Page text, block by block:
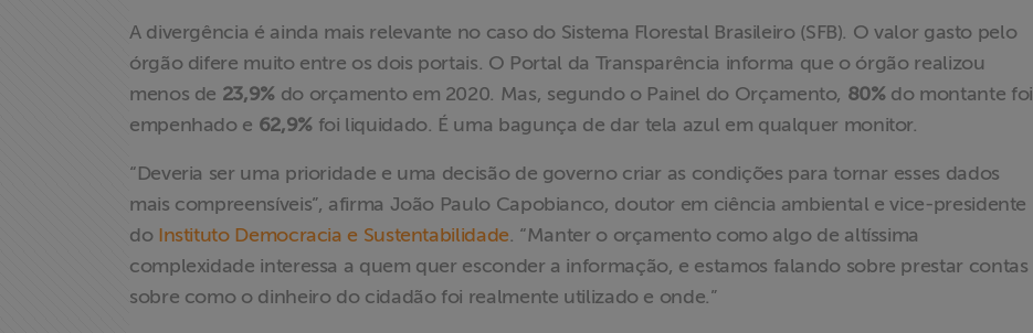
A divergência é ainda mais relevante no caso do Sistema Florestal Brasileiro (SFB). O valor gasto pelo
órgão difere muito entre os dois portais. O Portal da Transparência informa que o órgão realizou
menos de 23,9%do orçamento em 2020. Mas, segundo o Painel do Orçamento, 80%do montante foi
empenhado e 62,9%foi liquidado. É uma bagunça de dar tela azul em qualquer monitor.
“Deveria ser uma prioridade e uma decisão de governo criar as condições para tornar esses dados
mais compreensíveis”, afirma João Paulo Capobianco, doutor em ciência ambiental e vice-presidente
do Instituto Democracia e Sustentabilidade. “Manter o orçamento como algo de altíssima
complexidade interessa a quem quer esconder a informação, e estamos falando sobre prestar contas
sobre como o dinheiro do cidadão foi realmente utilizado e onde.”